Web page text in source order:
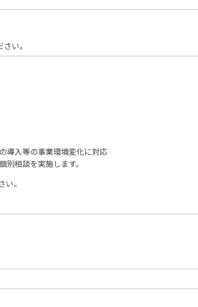
い。
導入等の事業環境変化に対応
相談を実施します。
。